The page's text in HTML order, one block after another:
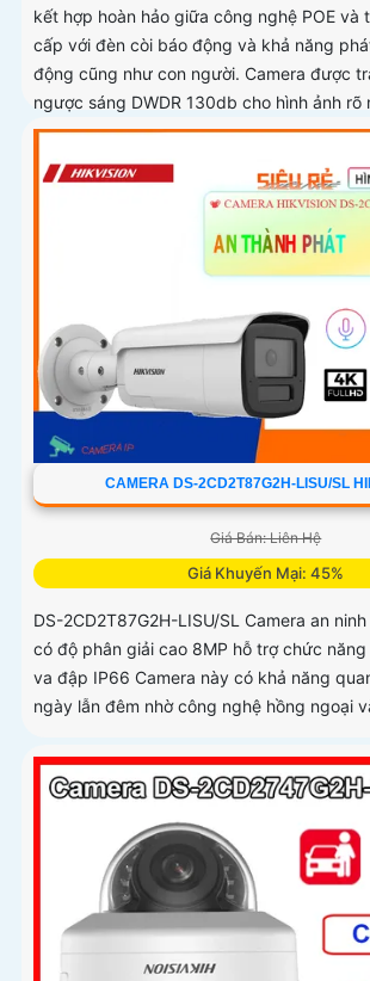
kết hợp hoàn hảo giữa công nghệ POE và
cấp với đèn còi báo động và khả năng
động cũng như con người. Camera được
ngược sáng DWDR 130db cho hình ảnh rõ
kiện ánh sáng
CAMERA DS-2CD2T87G2H-LISU/SL
Giá Bán: Liên Hệ
Giá Khuyến Mại: 45%
DS-2CD2T87G2H-LISU/SL Camera an
có độ phân giải cao 8MP hỗ trợ chức năng
va đập IP66 Camera này có khả năng
ngày lẫn đêm nhờ công nghệ hồng ngoại